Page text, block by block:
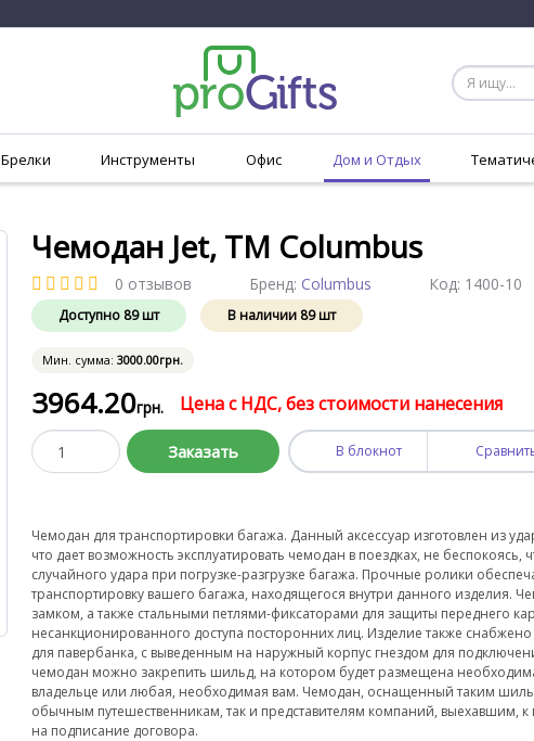
Брелки Инструменты Офис Дом и Отдых
Чемодан Jet, TM Columbus
0 отзывов Бренд: Columbus Код: 1400-10
Доступно 89 шт В наличии 89шт
Мин. сумма:3000.00грн.
3964.20грн. Цена с НДС, без стоимости нанесения
Заказать В блокнот
Чемодан для транспортировки багажа. Данный аксессуар изготовлен из
что дает возможность эксплуатировать чемодан в поездках, не беспокоясь,
случайного удара при погрузке-разгрузке багажа. Прочные ролики
транспортировку вашего багажа, находящегося внутри данного изделия.
замком, а также стальными петлями-фиксаторами для защиты переднего
несанкционированного доступа посторонних лиц. Изделие также
для павербанка, с выведенным на наружный корпус гнездом для
чемодан можно закрепить шильд, на котором будет размещена
владельце или любая, необходимая вам. Чемодан, оснащенный таким
обычным путешественникам, так и представителям компаний, выехавшим,
на подписание договора.